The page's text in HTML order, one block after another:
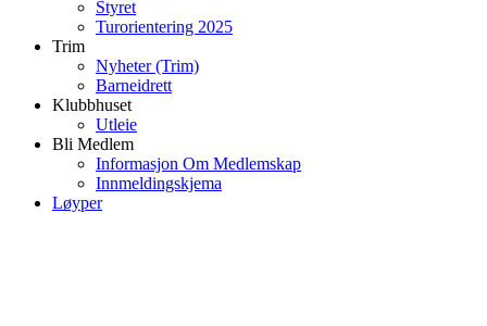
Styret
Turorientering 2025
Trim
Nyheter (Trim)
Barneidrett
Klubbhuset
Utleie
Bli Medlem
Informasjon Om Medlemskap
Innmeldingskjema
Løyper